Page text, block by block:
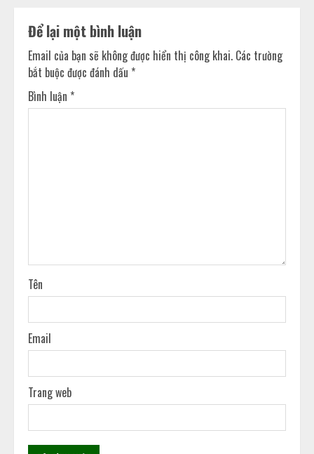
Để lại một bình luận
Email của bạn sẽ không được hiển thị công khai. Các trường
bắt buộc được đánh dấu *
Bình luận *
Tên
Email
Trang web